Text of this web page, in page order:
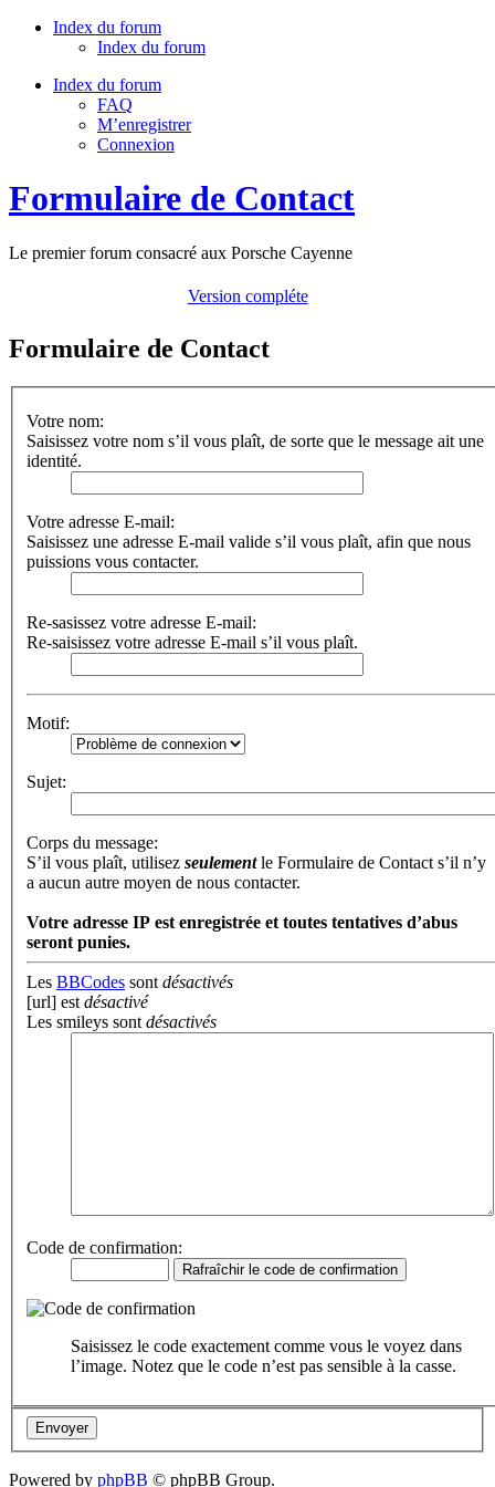
Index du forum
Index du forum
Index du forum
FAQ
M’enregistrer
Connexion
Formulaire de Contact
Le premier forum consacré aux Porsche Cayenne
Version compléte
Formulaire de Contact
Votre nom:
Saisissez votre nom s’il vous plaît, de sorte que le message ait une
identité.
Votre adresse E-mail:
Saisissez une adresse E-mail valide s’il vous plaît, afin que nous
puissions vous contacter.
Re-sasissez votre adresse E-mail:
Re-saisissez votre adresse E-mail s’il vous plaît.
Motif:
Sujet:
Corps du message:
S’il vous plaît, utilisez seulementle Formulaire de Contact s’il n’y
a aucun autre moyen de nous contacter.
Votre adresse ΙΡ est enregistrée et toutes tentatives d’abus
seront punies.
Les BBCodes sont désactivés
[url] est désactivé
Les smileys sont désactivés
Code de confirmation:
Saisissez le code exactement comme vous le voyez dans
l’image. Notez que le code n’est pas sensible à la casse.
Powered by phpBB © phpBB Group.